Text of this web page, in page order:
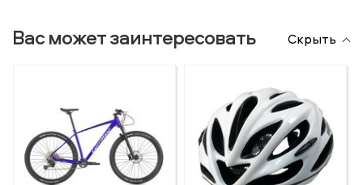
Вас может заинтересовать Скрыть